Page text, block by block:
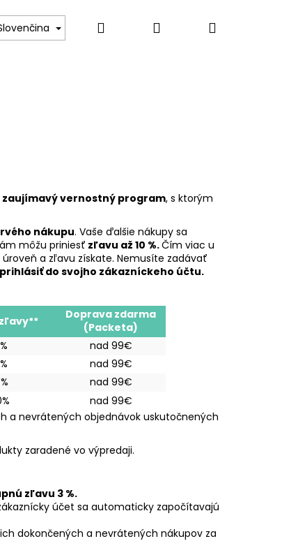
Kontakt Hľadať PrihlásenieNákupný
zaujímavý vernostný program, s ktorým
nákupu. Vaše ďalšie nákupy sa
môžu priniesť zľavu až 10 %.Čím viac u
a zľavu získate. Nemusíte zadávať
do svojho zákazníckeho účtu.
Doprava zdarma
(Packeta)
nad 99€
nad 99€
nad 99€
nad 99€
a nevrátených objednávok uskutočnených
zaradené vo výpredaji.
zľavu 3 %.
účet sa automaticky započítavajú
dokončených a nevrátených nákupov za